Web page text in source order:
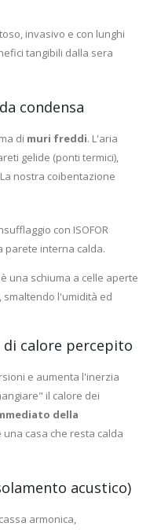
invasivo e con lunghi
tangibili dalla sera
condensa
di muri freddi. L'aria
gelide (ponti termici),
nostra coibentazione
con ISOFOR
parete interna calda.
è una schiuma a celle aperte
l'umidità ed
di calore percepito
e aumenta l'inerzia
il calore dei
della
una casa che resta calda
acustico)
armonica,